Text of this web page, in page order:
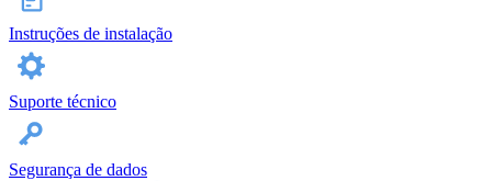
Instruções de instalação
Suporte técnico
Segurança de dados